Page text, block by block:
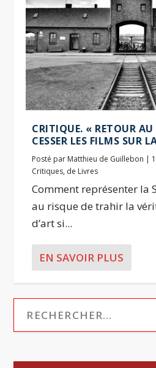
CRITIQUE. « RETOUR
CESSER LES FILMS SUR
Posté par Matthieu de Guillebon |
Critiques, de Livres
Comment représenter la
au risque de trahir la
d’art si...
EN SAVOIR PLUS